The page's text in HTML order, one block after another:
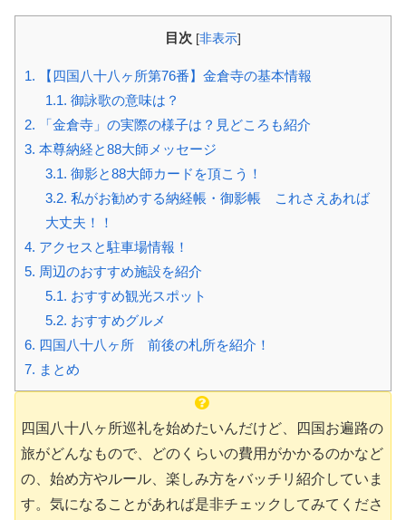
目次 [非表示]
1. 【四国八十八ヶ所第76番】金倉寺の基本情報
1.1. 御詠歌の意味は？
2. 「金倉寺」の実際の様子は？見どころも紹介
3. 本尊納経と88大師メッセージ
3.1. 御影と88大師カードを頂こう！
3.2. 私がお勧めする納経帳・御影帳 これさえあれば
大丈夫！！
4. アクセスと駐車場情報！
5. 周辺のおすすめ施設を紹介
5.1. おすすめ観光スポット
5.2. おすすめグルメ
6. 四国八十八ヶ所 前後の札所を紹介！
7. まとめ
四国八十八ヶ所巡礼を始めたいんだけど、四国お遍路の
旅がどんなもので、どのくらいの費用がかかるのかなど
の、始め方やルール、楽しみ方をバッチリ紹介していま
す。気になることがあれば是非チェックしてみてくださ